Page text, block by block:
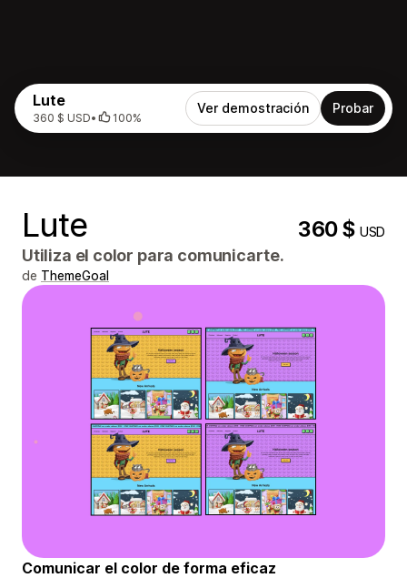
Lute
360 $ USD• 100%
Ver demostración Probar
Lute 360 $USD
Utiliza el color para comunicarte.
de ThemeGoal
Comunicar el color de forma eficaz